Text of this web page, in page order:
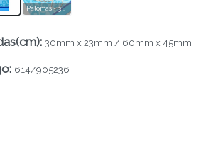
Palomas - 3 piezas
: 30mm x 23mm / 60mm x 45mm
: 614/905236